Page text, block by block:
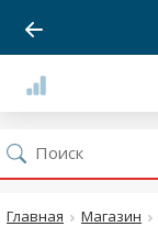
Главная Магазин